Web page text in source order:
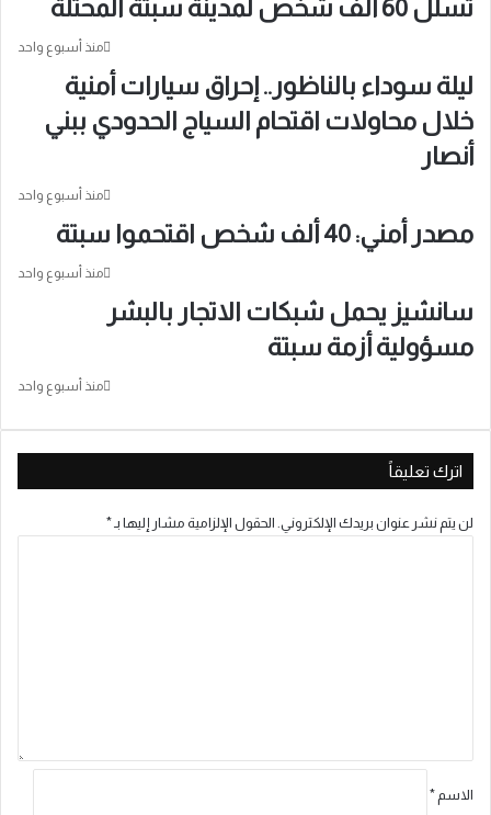
تسلل 60 ألف شخص لمدينة سبتة المحتلة
منذ أسبوع واحد
ليلة سوداء بالناظور.. إحراق سيارات أمنية
خلال محاولات اقتحام السياج الحدودي ببني
أنصار
منذ أسبوع واحد
مصدر أمني: 40 ألف شخص اقتحموا سبتة
منذ أسبوع واحد
سانشيز يحمل شبكات الاتجار بالبشر
مسؤولية أزمة سبتة
منذ أسبوع واحد
اترك تعليقاً
لن يتم نشر عنوان بريدك الإلكتروني. الحقول الإلزامية مشار إليها بـ*
الاسم *